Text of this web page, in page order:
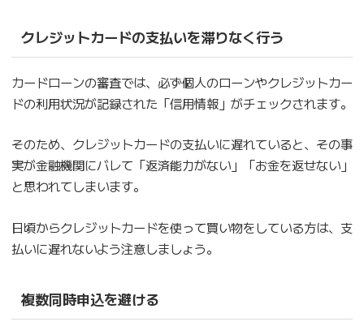
クレジットカードの支払いを滞りなく行う
カードローンの審査では、必ず個人のローンやクレジットカー
ドの利用状況が記録された「信用情報」がチェックされます。
そのため、クレジットカードの支払いに遅れていると、その事
実が金融機関にバレて「返済能力がない」「お金を返せない」
と思われてしまいます。
日頃からクレジットカードを使って買い物をしている方は、支
払いに遅れないよう注意しましょう。
複数同時申込を避ける